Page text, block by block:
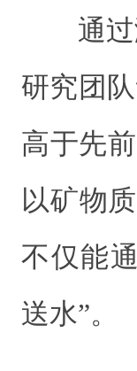
通
研究团
高于先
以矿物
不仅能
送水”。